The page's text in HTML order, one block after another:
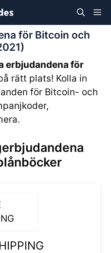
för Bitcoin och
erbjudandena för
rätt plats! Kolla in
för Bitcoin- och